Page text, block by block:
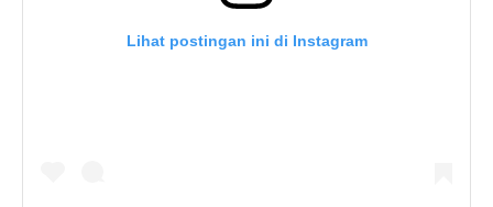
Lihat postingan ini di Instagram